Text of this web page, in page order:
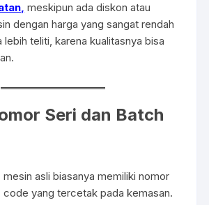
meskipun ada diskon atau
dengan harga yang sangat rendah
lebih teliti, karena kualitasnya bisa
Seri dan Batch
asli biasanya memiliki nomor
code yang tercetak pada kemasan.